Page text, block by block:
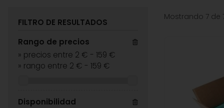
Mostrando 7 de
FILTRO DE RESULTADOS
Rango de precios
» precios entre 2 € - 159 €
» rango entre 2 € - 159 €
Disponibilidad